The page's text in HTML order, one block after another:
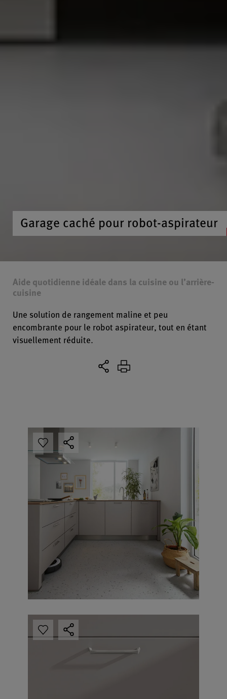
Garage caché pour robot-aspirateur
Aide quotidienne idéale dans la cuisine ou l’arrière-
cuisine
Une solution de rangement maline et peu
encombrante pour le robot aspirateur, tout en étant
visuellement réduite.